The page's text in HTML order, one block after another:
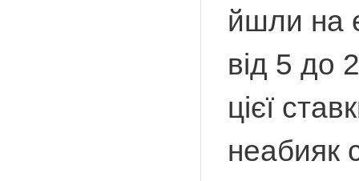
йшли на
від 5 до
цієї
неабияк